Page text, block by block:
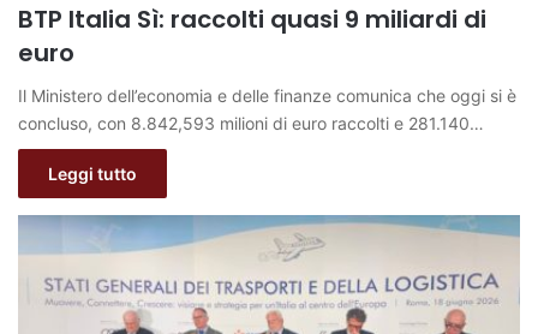
BTP Italia Sì: raccolti quasi 9 miliardi di
euro
Il Ministero dell’economia e delle finanze comunica che oggi si è
concluso, con 8.842,593 milioni di euro raccolti e 281.140…
Leggi tutto